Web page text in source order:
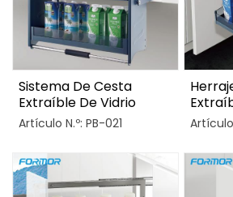
Sistema De Cesta
Extraíble De Vidrio
Abatible Para Gabinete
Artículo N.º: PB-021
Ciego
Artículo